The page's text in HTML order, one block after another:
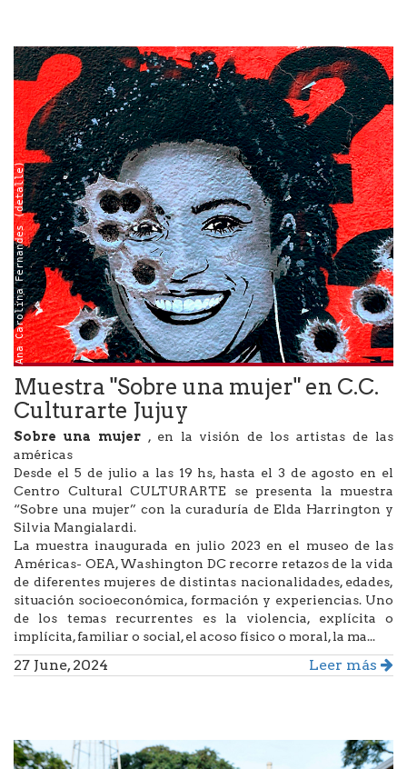
Ana Carolina Fernandes (detalle)
Muestra "Sobre una mujer" en C.C.
Culturarte Jujuy
Sobre una mujer, en la visión de los artistas de las
américas
Desde el 5 de julio a las 19 hs, hasta el 3 de agosto en el
Centro Cultural CULTURARTE se presenta la muestra
“Sobre una mujer” con la curaduría de Elda Harrington y
Silvia Mangialardi.
La muestra inaugurada en julio 2023 en el museo de las
Américas- OEA, Washington DC recorre retazos de la vida
de diferentes mujeres de distintas nacionalidades, edades,
situación socioeconómica, formación y experiencias. Uno
de los temas recurrentes es la violencia, explícita o
implícita, familiar o social, el acoso físico o moral, la ma...
27 June, 2024 Leer más